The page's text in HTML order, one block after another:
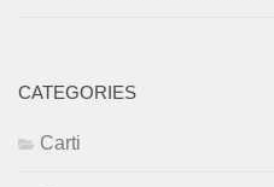
CATEGORIES
Carti